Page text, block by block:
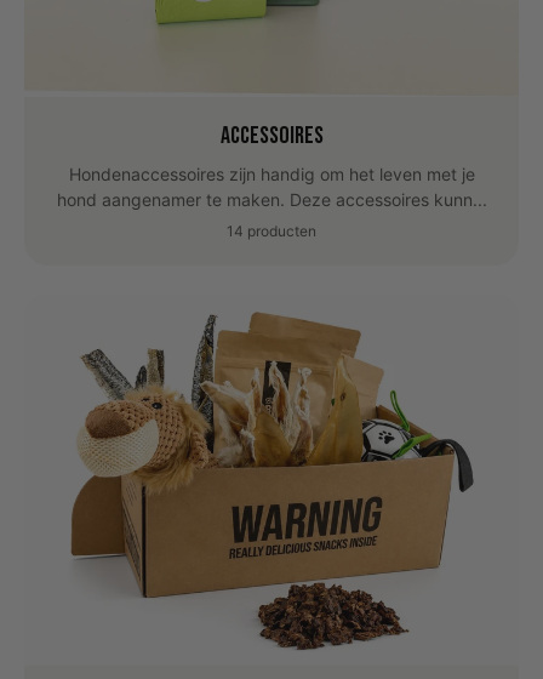
Accessoires
Hondenaccessoires zijn handig om het leven met je
hond aangenamer te maken. Deze accessoires kunn...
14 producten